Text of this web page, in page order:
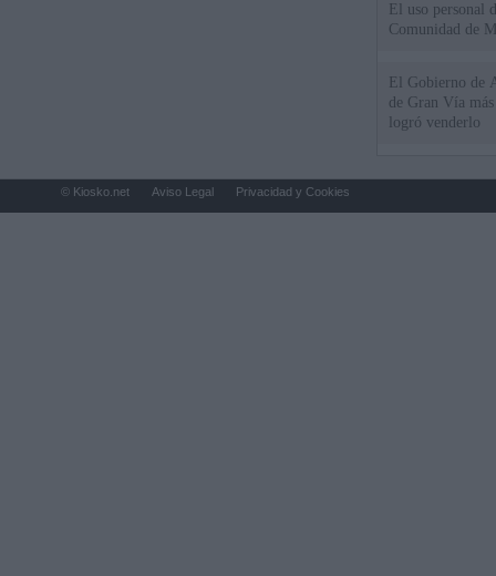
El uso personal
Comunidad de
El Gobierno de
de Gran Vía
logró venderlo
© Kiosko.net Aviso Legal Privacidad y Cookies